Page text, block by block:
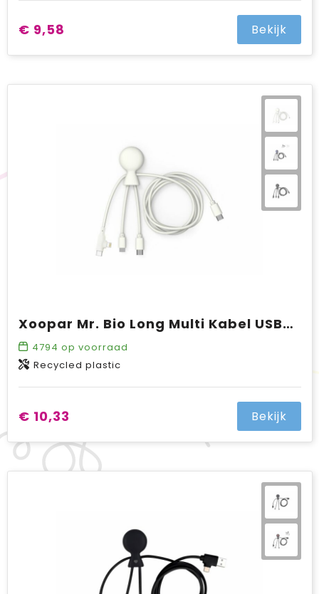
€ 9,58 Bekijk
Xoopar Mr. Bio Long Multi Kabel USB-C 1 Meter
4794 op voorraad
Recycled plastic
€ 10,33 Bekijk